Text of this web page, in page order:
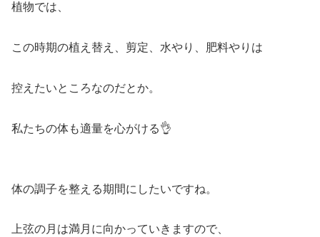
植物では、
この時期の植え替え、剪定、水やり、肥料やりは
控えたいところなのだとか。
私たちの体も適量を心がける👌
体の調子を整える期間にしたいですね。
上弦の月は満月に向かっていきますので、